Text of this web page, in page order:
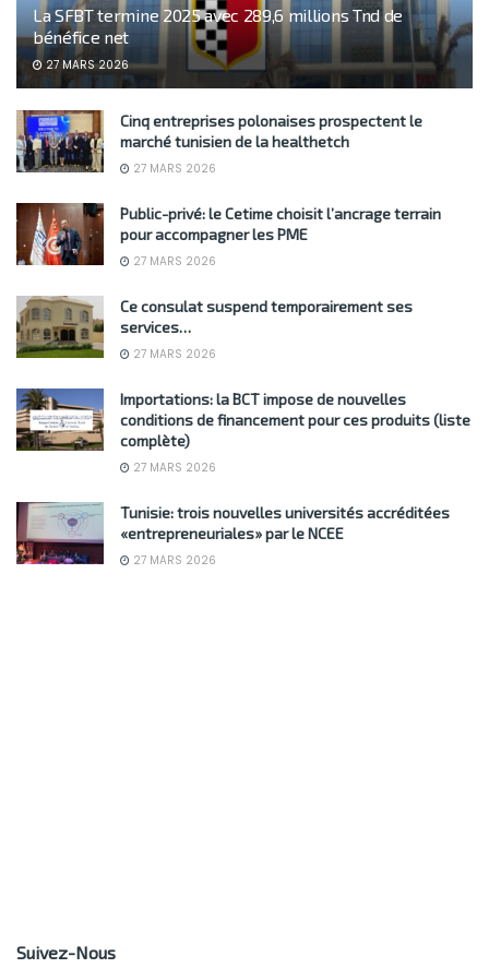
La SFBT termine 2025 avec 289,6 millions Tnd de
bénéfice net
27 MARS 2026
Cinq entreprises polonaises prospectent le
marché tunisien de la healthetch
27 MARS 2026
Public-privé: le Cetime choisit l’ancrage terrain
pour accompagner les PME
27 MARS 2026
Ce consulat suspend temporairement ses
services…
27 MARS 2026
Importations: la BCT impose de nouvelles
conditions de financement pour ces produits (liste
complète)
27 MARS 2026
Tunisie: trois nouvelles universités accréditées
«entrepreneuriales» par le NCEE
27 MARS 2026
Suivez-Nous